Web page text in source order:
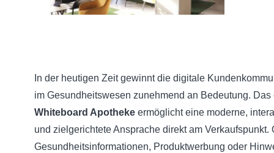
In der heutigen Zeit gewinnt die digitale
im Gesundheitswesen zunehmend an Bedeutung. Das
Whiteboard Apotheke ermöglicht eine moderne,
und zielgerichtete Ansprache direkt am Verkaufspunkt.
Gesundheitsinformationen, Produktwerbung oder